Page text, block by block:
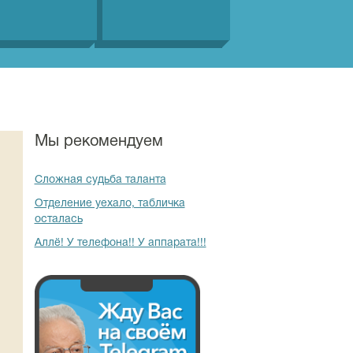
Мы рекомендуем
Сложная судьба таланта
Отделение уехало, табличка
осталась
Аллё! У телефона!! У аппарата!!!